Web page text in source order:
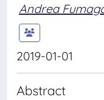
Andrea
2019-01-01
Abstract